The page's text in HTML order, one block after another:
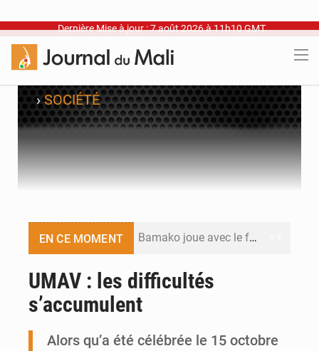
Dernière Mise à jour : 7 août 2026 à 11h10 GMT
›SOCIÉTÉ
EN CE MOMENT Bamako joue avec le feu
UMAV : les difficultés
s’accumulent
Alors qu’a été célébrée le 15 octobre